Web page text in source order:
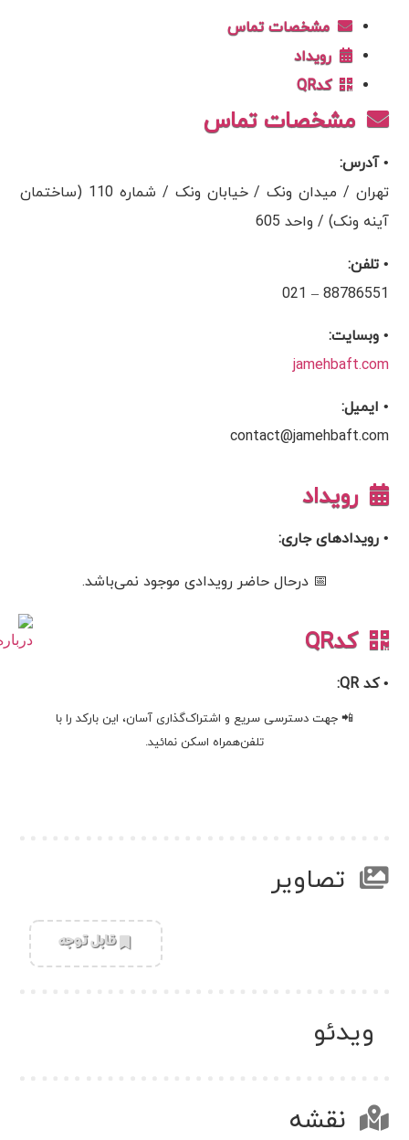
مشخصات تماس
رویداد
کدQR
مشخصات تماس
• آدرس:
تهران / میدان ونک / خیابان ونک / شماره 110 (ساختمان
آینه ونک) / واحد 605
• تلفن:
88786551 – 021
• وبسایت:
jamehbaft.com
• ایمیل:
contact@jamehbaft.com
رویداد
• رویدادهای جاری:
📅 درحال حاضر رویدادی موجود نمی‌باشد.
کدQR
• کد QR:
📲 جهت دسترسی سریع و اشتراک‌گذاری آسان، این بارکد را با
تلفن‌همراه اسکن نمائید.
تصاویر
‌قابل توجه
ویدئو
نقشه